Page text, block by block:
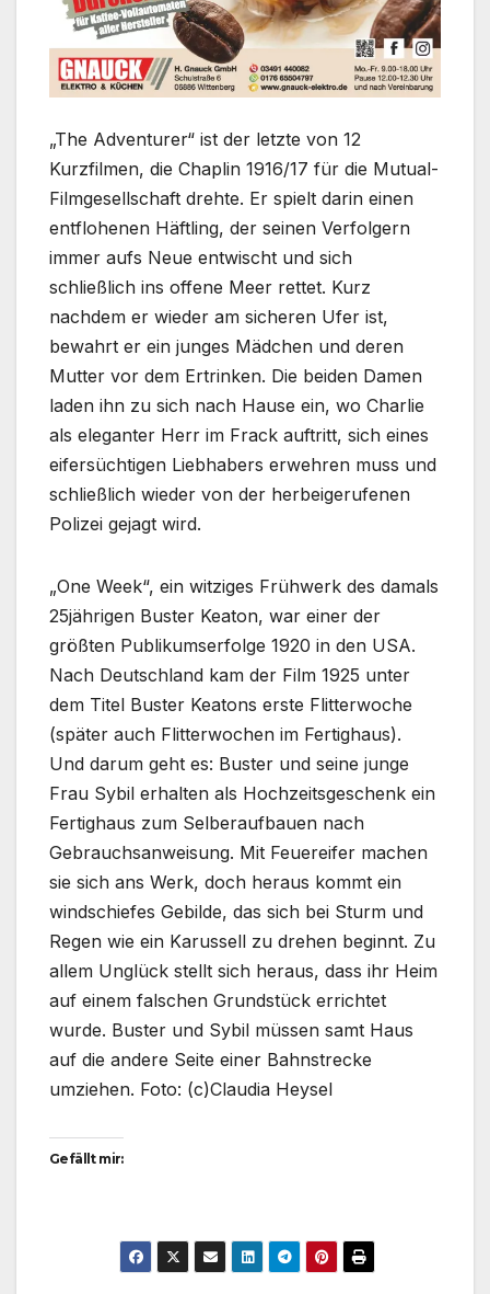
„The Adventurer“ ist der letzte von 12
Kurzfilmen, die Chaplin 1916/17 für die Mutual-
Filmgesellschaft drehte. Er spielt darin einen
entflohenen Häftling, der seinen Verfolgern
immer aufs Neue entwischt und sich
schließlich ins offene Meer rettet. Kurz
nachdem er wieder am sicheren Ufer ist,
bewahrt er ein junges Mädchen und deren
Mutter vor dem Ertrinken. Die beiden Damen
laden ihn zu sich nach Hause ein, wo Charlie
als eleganter Herr im Frack auftritt, sich eines
eifersüchtigen Liebhabers erwehren muss und
schließlich wieder von der herbeigerufenen
Polizei gejagt wird.
„One Week“, ein witziges Frühwerk des damals
25jährigen Buster Keaton, war einer der
größten Publikumserfolge 1920 in den USA.
Nach Deutschland kam der Film 1925 unter
dem Titel Buster Keatons erste Flitterwoche
(später auch Flitterwochen im Fertighaus).
Und darum geht es: Buster und seine junge
Frau Sybil erhalten als Hochzeitsgeschenk ein
Fertighaus zum Selberaufbauen nach
Gebrauchsanweisung. Mit Feuereifer machen
sie sich ans Werk, doch heraus kommt ein
windschiefes Gebilde, das sich bei Sturm und
Regen wie ein Karussell zu drehen beginnt. Zu
allem Unglück stellt sich heraus, dass ihr Heim
auf einem falschen Grundstück errichtet
wurde. Buster und Sybil müssen samt Haus
auf die andere Seite einer Bahnstrecke
umziehen. Foto: (c)Claudia Heysel
Gefällt mir: